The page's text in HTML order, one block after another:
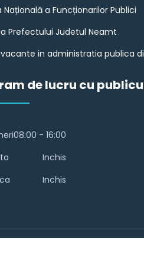
Națională a Funcționarilor Publici
Prefectului Judetul Neamt
in administratia publica
de lucru cu
08:00 - 16:00
Inchis
Inchis